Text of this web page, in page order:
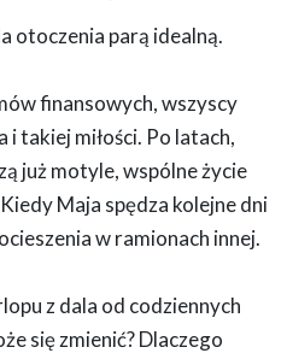
otoczenia parą idealną.
finansowych, wszyscy
takiej miłości. Po latach,
już motyle, wspólne życie
Maja spędza kolejne dni
w ramionach innej.
z dala od codziennych
się zmienić? Dlaczego